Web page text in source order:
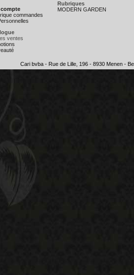
commandes
ventes
Rubriques
MODERN GARDEN
Cari bvba - Rue de Lille, 196 - 8930 Menen -